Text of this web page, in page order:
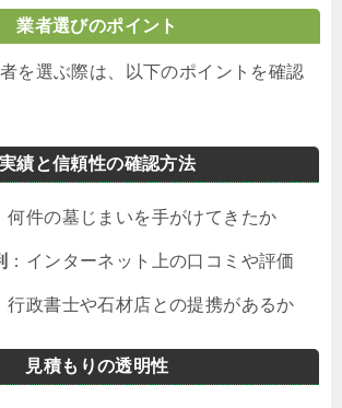
業者選びのポイント
を選ぶ際は、以下のポイントを確認
実績と信頼性の確認方法
何件の墓じまいを手がけてきたか
：インターネット上の口コミや評価
行政書士や石材店との提携があるか
見積もりの透明性